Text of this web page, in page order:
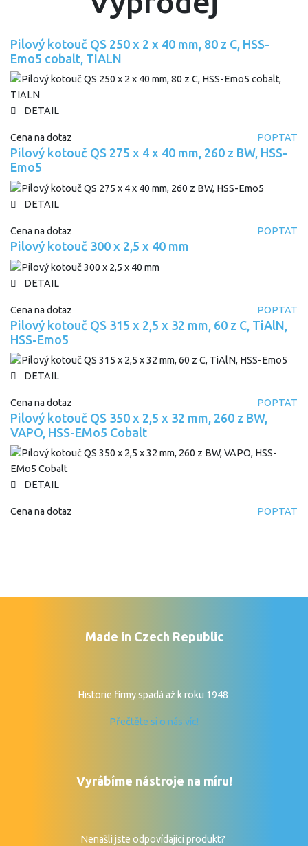
Pilový kotouč QS 250 x 2 x 40 mm, 80 z C, HSS-
Emo5 cobalt, TIALN
DETAIL
Cena na dotaz POPTAT
Pilový kotouč QS 275 x 4 x 40 mm, 260 z BW, HSS-
Emo5
DETAIL
Cena na dotaz POPTAT
Pilový kotouč 300 x 2,5 x 40 mm
DETAIL
Cena na dotaz POPTAT
Pilový kotouč QS 315 x 2,5 x 32 mm, 60 z C, TiAlN,
HSS-Emo5
DETAIL
Cena na dotaz POPTAT
Pilový kotouč QS 350 x 2,5 x 32 mm, 260 z BW,
VAPO, HSS-EMo5 Cobalt
DETAIL
Cena na dotaz POPTAT
Made in Czech Republic
Historie firmy spadá až k roku 1948
Přečtěte si o nás víc!
Vyrábíme nástroje na míru!
Nenašli jste odpovídající produkt?